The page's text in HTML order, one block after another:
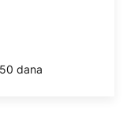
dana